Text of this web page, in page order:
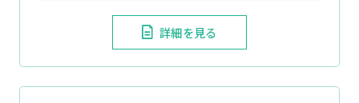
詳細を見る